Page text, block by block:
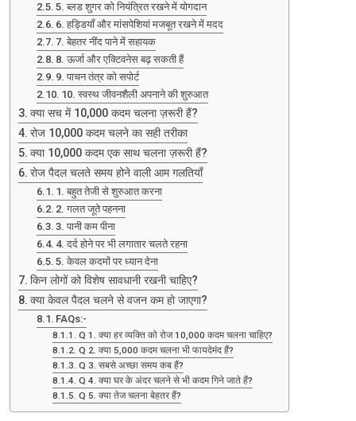
5. ब्लड शुगर को नियंत्रित रखने में योगदान
6. हड्डियाँ और मांसपेशियां मजबूत रखने में मदद
7. बेहतर नींद पाने में सहायक
8. ऊर्जा और एक्टिवनेस बढ़ सकती हैं
9. पाचन तंत्र को सपोर्ट
10. स्वस्थ जीवनशैली अपनाने की शुरुआत
क्या सच में 10,000 कदम चलना ज़रूरी हैं?
रोज 10,000 कदम चलने का सही तरीका
क्या 10,000 कदम एक साथ चलना ज़रूरी हैं?
रोज पैदल चलते समय होने वाली आम गलतियाँ
1. बहुत तेजी से शुरुआत करना
2. गलत जूते पहनना
3. पानी कम पीना
4. दर्द होने पर भी लगातार चलते रहना
5. केवल कदमों पर ध्यान देना
किन लोगों को विशेष सावधानी रखनी चाहिए?
क्या केवल पैदल चलने से वजन कम हो जाएगा?
FAQs:-
Q 1. क्या हर व्यक्ति को रोज 10,000 कदम चलना चाहिए?
Q 2. क्या 5,000 कदम चलना भी फायदेमंद हैं?
Q 3. सबसे अच्छा समय कब हैं?
Q 4. क्या घर के अंदर चलने से भी कदम गिने जाते हैं?
Q 5. क्या तेज चलना बेहतर हैं?